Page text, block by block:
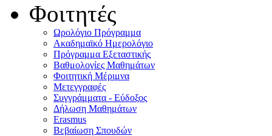
Φοιτητές
Ωρολόγιο Πρόγραμμα
Ακαδημαϊκό Ημερολόγιο
Πρόγραμμα Εξεταστικής
Βαθμολογίες Μαθημάτων
Φοιτητική Μέριμνα
Μετεγγραφές
Συγγράμματα - Εύδοξος
Δήλωση Μαθημάτων
Erasmus
Βεβαίωση Σπουδών